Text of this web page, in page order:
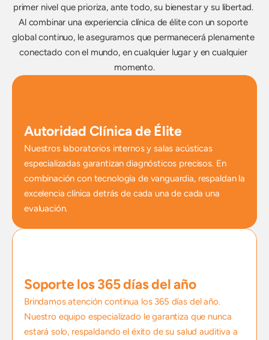
primer nivel que prioriza, ante todo, su bienestar y su libertad.
Al combinar una experiencia clínica de élite con un soporte
global continuo, le aseguramos que permanecerá plenamente
conectado con el mundo, en cualquier lugar y en cualquier
momento.
Autoridad Clínica de Élite
Nuestros laboratorios internos y salas acústicas
especializadas garantizan diagnósticos precisos. En
combinación con tecnología de vanguardia, respaldan la
excelencia clínica detrás de cada una de cada una
evaluación.
Soporte los 365 días del año
Brindamos atención continua los 365 días del año.
Nuestro equipo especializado le garantiza que nunca
estará solo, respaldando el éxito de su salud auditiva a